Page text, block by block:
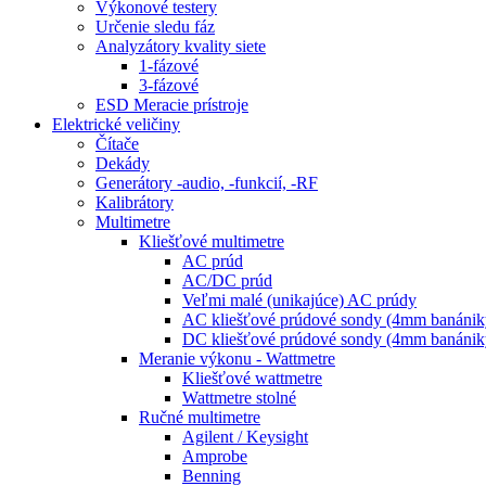
Výkonové testery
Určenie sledu fáz
Analyzátory kvality siete
1-fázové
3-fázové
ESD Meracie prístroje
Elektrické veličiny
Čítače
Dekády
Generátory -audio, -funkcií, -RF
Kalibrátory
Multimetre
Kliešťové multimetre
AC prúd
AC/DC prúd
Veľmi malé (unikajúce) AC prúdy
AC kliešťové prúdové sondy (4mm
DC kliešťové prúdové sondy (4mm
Meranie výkonu - Wattmetre
Kliešťové wattmetre
Wattmetre stolné
Ručné multimetre
Agilent / Keysight
Amprobe
Benning